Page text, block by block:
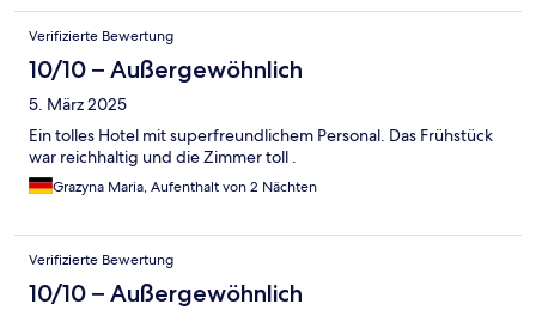
Verifizierte Bewertung
10/10 – Außergewöhnlich
5. März 2025
Ein tolles Hotel mit superfreundlichem Personal. Das Frühstück
war reichhaltig und die Zimmer toll .
Grazyna Maria, Aufenthalt von 2 Nächten
Verifizierte Bewertung
10/10 – Außergewöhnlich